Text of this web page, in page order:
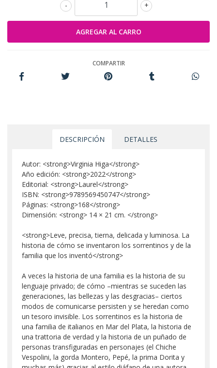
+
-
COMPARTIR
DESCRIPCIÓN DETALLES
Autor: <strong>Virginia Higa</strong>
Año edición: <strong>2022</strong>
Editorial: <strong>Laurel</strong>
ISBN: <strong>9789569450747</strong>
Páginas: <strong>168</strong>
Dimensión: <strong> 14 × 21 cm. </strong>
<strong>Leve, precisa, tierna, delicada y luminosa. La
historia de cómo se inventaron los sorrentinos y de la
familia que los inventó</strong>
A veces la historia de una familia es la historia de su
lenguaje privado; de cómo –mientras se suceden las
generaciones, las bellezas y las desgracias– ciertos
modos de comunicarse persisten y se heredan como
un tesoro invisible. Los sorrentinos es la historia de
una familia de italianos en Mar del Plata, la historia de
una trattoria de verdad y la historia de un puñado de
personas transfiguradas en personajes (el Chiche
Vespolini, la gorda Montero, Pepé, la prima Dorita y